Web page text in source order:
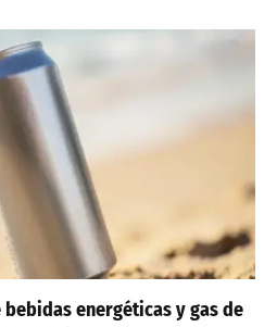
energéticas y gas de